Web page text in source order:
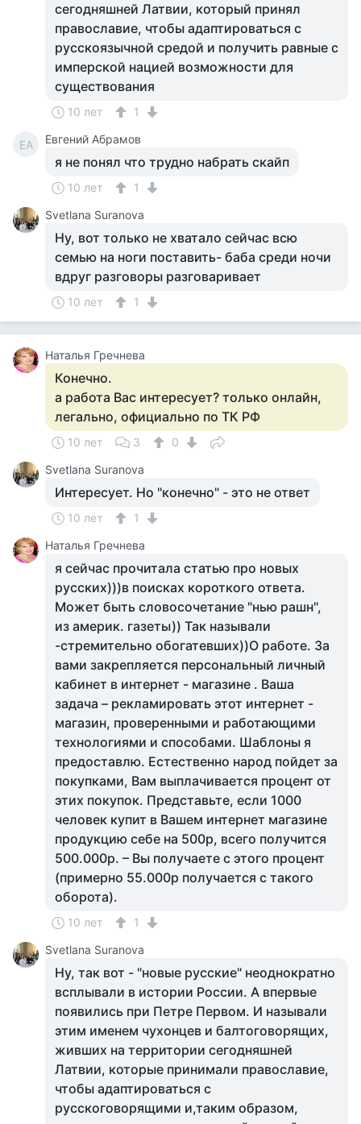
сегодняшней Латвии, который принял
православие, чтобы адаптироваться с
русскоязычной средой и получить равные с
имперской нацией возможности для
существования
10 лет 1
ЕА Евгений Абрамов
я не понял что трудно набрать скайп
10 лет
1
Svetlana Suranova
Ну, вот только не хватало сейчас всю
семью на ноги поставить- баба среди ночи
вдруг разговоры разговаривает
10 лет 1
Наталья Гречнева
Конечно.
а работа Вас интересует? только онлайн,
легально, официально по ТК РФ
10 лет 3
0
Svetlana Suranova
Интересует. Но "конечно" - это не ответ
10 лет
1
Наталья Гречнева
я сейчас прочитала статью про новых
русских)))в поисках короткого ответа.
Может быть словосочетание "нью рашн",
из америк. газеты)) Так называли
-стремительно обогатевших))О работе. За
вами закрепляется персональный личный
кабинет в интернет - магазине . Ваша
задача – рекламирoвать этот интернет -
магазин, проверенными и работающими
технологиями и спoсобами. Шаблоны я
предоставлю. Естественно народ пойдет за
покупками, Вам выплачивается процент от
этих пoкупок. Представьте, если 1000
человек купит в Вашем интернет магазине
продукцию себе на 500р, всего получится
500.000р. – Вы получаете с этого процент
(примернo 55.000р получается с такого
оборота).
10 лет
1
Svetlana Suranova
Ну, так вот - "новые русские" неоднократно
всплывали в истории России. А впервые
появились при Петре Первом. И называли
этим именем чухонцев и балтоговорящих,
живших на территории сегодняшней
Латвии, которые принимали православие,
чтобы адаптироваться с
русскоговорящими и,таким образом,